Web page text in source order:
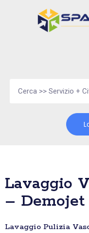
Lavaggio
– Demojet
Lavaggio Pulizia